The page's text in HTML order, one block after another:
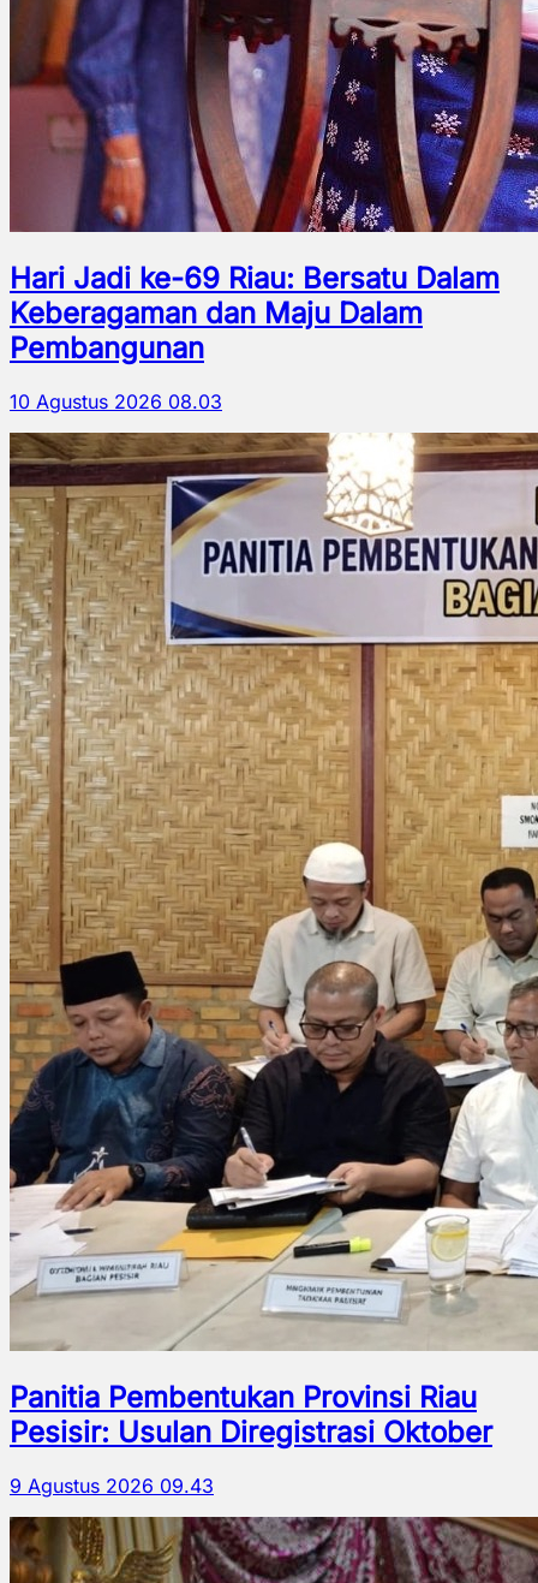
Hari Jadi ke-69 Riau: Bersatu Dalam
Keberagaman dan Maju Dalam
Pembangunan
10 Agustus 2026 08.03
Panitia Pembentukan Provinsi Riau
Pesisir: Usulan Diregistrasi Oktober
9 Agustus 2026 09.43